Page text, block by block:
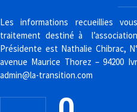
N
U
Les informations recueillies
traitement destiné à
Présidente est Nathalie Chibrac,
avenue Maurice Thorez – 94200
admin@la-transition.com